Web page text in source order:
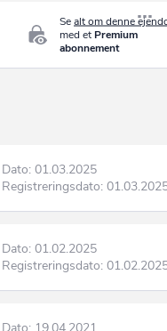
Sealt om denne
med et Premium
abonnement
Dato: 01.03.2025
Registreringsdato:
Dato: 01.02.2025
Registreringsdato: